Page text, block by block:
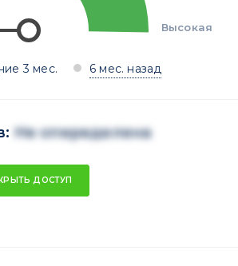
Высокая
3 мес. 6 мес. назад
Не опеределена
ДОСТУП